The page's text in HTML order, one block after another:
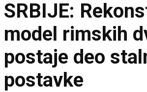
SRBIJE:
model rimskih
postaje deo
postavke